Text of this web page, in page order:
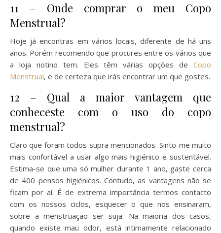
11 – Onde comprar o meu Copo
Menstrual?
Hoje já encontras em vários locais, diferente de há uns
anos. Porém recomendo que procures entre os vários que
a loja notino tem. Eles têm várias opções de Copo
Menstrual, e de certeza que irás encontrar um que gostes.
12 – Qual a maior vantagem que
conheceste com o uso do copo
menstrual?
Claro que foram todos supra mencionados. Sinto-me muito
mais confortável a usar algo mais higiénico e sustentável.
Estima-se que uma só mulher durante 1 ano, gaste cerca
de 400 pensos higiénicos. Contudo, as vantagens não se
ficam por aí. É de extrema importância termos contacto
com os nossos ciclos, esquecer o que nos ensinaram,
sobre a menstruação ser suja. Na maioria dos casos,
quando existe mau odor, está intimamente relacionado